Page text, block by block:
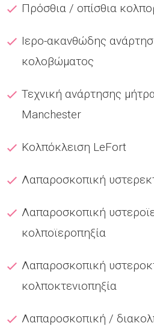
Πρόσθια / οπίσθια
Ιερο-ακανθώδης
κολοβώματος
Τεχνική ανάρτησης
Manchester
Κολπόκλειση LeFort
Λαπαροσκοπική
Λαπαροσκοπική
κολποϊεροπηξία
Λαπαροσκοπική
κολποκτενιοπηξία
Λαπαροσκοπική /